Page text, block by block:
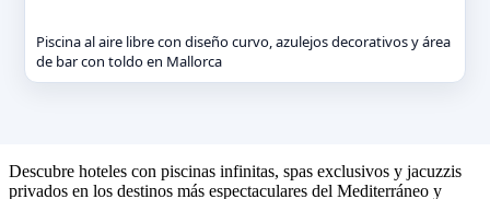
Piscina al aire libre con diseño curvo, azulejos decorativos y área
de bar con toldo en Mallorca
Descubre hoteles con piscinas infinitas, spas exclusivos y jacuzzis
privados en los destinos más espectaculares del Mediterráneo y